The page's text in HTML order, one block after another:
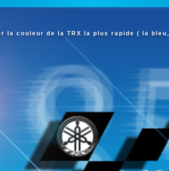
la couleur de la TRX la plus rapide ( la bleu,